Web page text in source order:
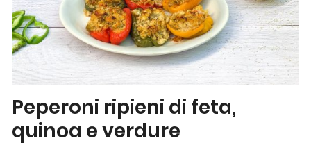
Peperoni ripieni di feta,
quinoa e verdure